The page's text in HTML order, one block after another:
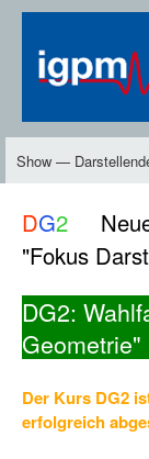
Darstellende
Show —
DG2
Neues
Inhalte
Skript
Vorlesungen
Übungen
DG-TV
DG2-TV
Downloads
Personen
DG2 Neue
"Fokus
DG2:
Geometrie"
Der Kurs DG2
erfolgreich